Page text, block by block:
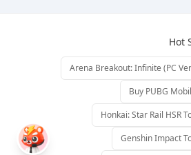
Hot
Arena Breakout: Infinite (PC
Buy PUBG
Honkai: Star Rail HSR
Genshin Impact